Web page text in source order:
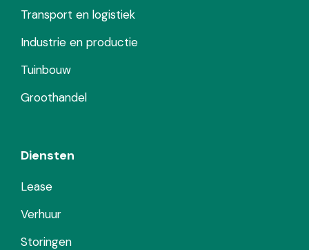
Transport en logistiek
Industrie en productie
Tuinbouw
Groothandel
Diensten
Lease
Verhuur
Storingen